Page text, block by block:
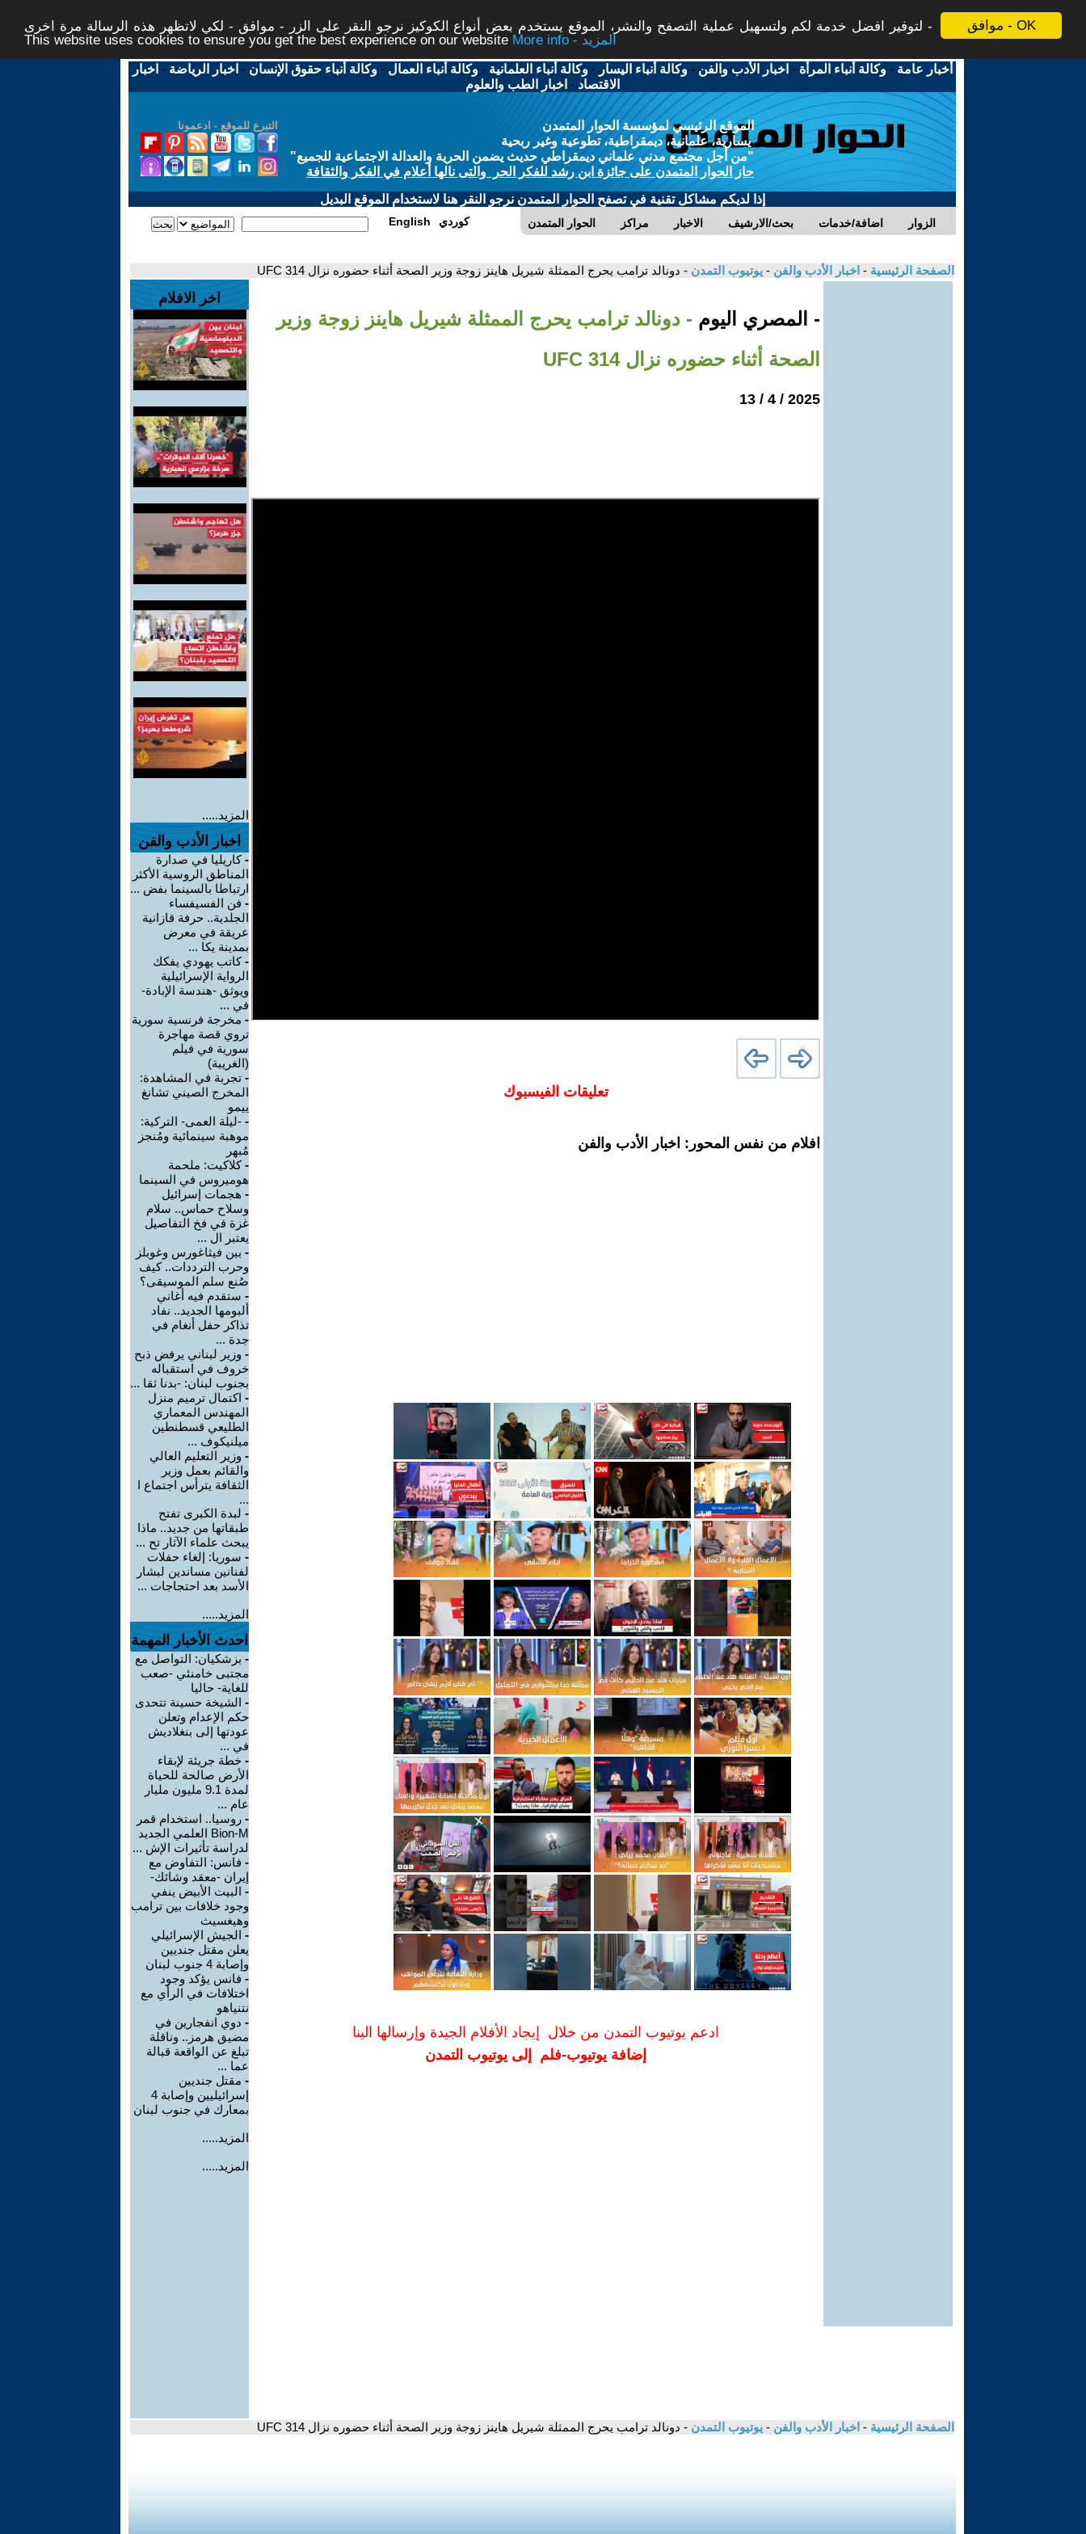
موافق - OK
لتوفير افضل خدمة لكم ولتسهيل عملية التصفح والنشر، الموقع يستخدم بعض أنواع الكوكيز نرجو النقر على الزر - موافق - لكي لاتظهر هذه الرسالة مرة اخرى -
This website uses cookies to ensure you get the best experience on our website
More info - المزيد
أخبار عامة -وكالة أنباء المرأة - اخبار الأدب والفن -وكالة أنباء اليسار -وكالة أنباء العلمانية -وكالة أنباء العمال -وكالة أنباء حقوق الإنسان - اخبار الرياضة - اخبار
الاقتصاد - اخبار الطب والعلوم
التبرع للموقع - ادعمونا
الموقع الرئيسي لمؤسسة الحوار المتمدن
يسارية، علمانية، ديمقراطية، تطوعية وغير ربحية
"من أجل مجتمع مدني علماني ديمقراطي حديث يضمن الحرية والعدالة الاجتماعية للجميع"
حاز الحوار المتمدن على جائزة ابن رشد للفكر الحر والتى نالها أعلام في الفكر والثقافة
إذا لديكم مشاكل تقنية في تصفح الحوار المتمدن نرجو النقر هنا لاستخدام الموقع البديل
الحوار المتمدن مراكز الاخبار بحث/الارشيف اضافة/خدمات الزوار English كوردي
الصفحة الرئيسية - اخبار الأدب والفن - يوتيوب التمدن - دونالد ترامب يحرج الممثلة شيريل هاينز زوجة وزير الصحة أثناء حضوره نزال UFC 314
- المصري اليوم - دونالد ترامب يحرج الممثلة شيريل هاينز زوجة وزير
الصحة أثناء حضوره نزال UFC 314
2025 / 4 / 13
تعليقات الفيسبوك
افلام من نفس المحور: اخبار الأدب والفن
ادعم يوتيوب التمدن من خلال إيجاد الأفلام الجيدة وإرسالها الينا
إضافة يوتيوب-فلم إلى يوتيوب التمدن
اخر الافلام
المزيد.....
اخبار الأدب والفن
-كاريليا في صدارة
المناطق الروسية الأكثر
ارتباطا بالسينما بفض ...
- فن الفسيفساء
الجلدية.. حرفة قازانية
عريقة في معرض
بمدينة يكا ...
-كاتب يهودي يفكك
الرواية الإسرائيلية
ويوثق -هندسة الإبادة-
في ...
- مخرجة فرنسية سورية
تروي قصة مهاجرة
سورية في فيلم
(الغريبة)
- تجربة في المشاهدة:
المخرج الصيني تشانغ
ييمو
- -ليلة العمى- التركية:
موهبة سينمائية ومُنجز
مُبهر
-كلاكيت: ملحمة
هوميروس في السينما
- هجمات إسرائيل
وسلاح حماس.. سلام
غزة في فخ التفاصيل
يعتبر ال ...
- بين فيثاغورس وغوبلز
وحرب الترددات.. كيف
صُنع سلم الموسيقى؟
- ستقدم فيه أغاني
ألبومها الجديد.. نفاد
تذاكر حفل أنغام في
جدة ...
- وزير لبناني يرفض ذبح
خروف في استقباله
بجنوب لبنان: -بدنا ثقا ...
- اكتمال ترميم منزل
المهندس المعماري
الطليعي قسطنطين
ميلنيكوف ...
- وزير التعليم العالي
والقائم بعمل وزير
الثقافة يترأس اجتماع ا
...
- لبدة الكبرى تفتح
طبقاتها من جديد.. ماذا
يبحث علماء الآثار تح ...
- سوريا: إلغاء حفلات
لفنانين مساندين لبشار
الأسد بعد احتجاجات ...
المزيد.....
احدث الأخبار المهمة
- بزشكيان: التواصل مع
مجتبى خامنئي -صعب
للغاية- حاليا
- الشيخة حسينة تتحدى
حكم الإعدام وتعلن
عودتها إلى بنغلاديش
في ...
- خطة جريئة لإبقاء
الأرض صالحة للحياة
لمدة 9.1 مليون مليار
عام ...
- روسيا.. استخدام قمر
Bion-M العلمي الجديد
لدراسة تأثيرات الإش ...
- فانس: التفاوض مع
إيران -معقد وشائك-
- البيت الأبيض ينفي
وجود خلافات بين ترامب
وهيغسيث
- الجيش الإسرائيلي
يعلن مقتل جنديين
وإصابة 4 جنوب لبنان
- فانس يؤكد وجود
اختلافات في الرأي مع
نتنياهو
- دوي انفجارين في
مضيق هرمز.. وناقلة
تبلغ عن الواقعة قبالة
عما ...
- مقتل جنديين
إسرائيليين وإصابة 4
بمعارك في جنوب لبنان
المزيد.....
المزيد.....
الصفحة الرئيسية - اخبار الأدب والفن - يوتيوب التمدن - دونالد ترامب يحرج الممثلة شيريل هاينز زوجة وزير الصحة أثناء حضوره نزال UFC 314